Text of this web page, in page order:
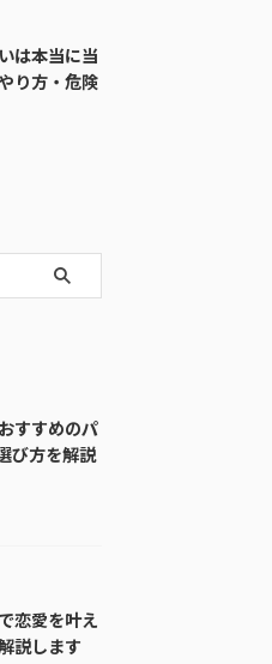
は本当に当
り方・危険
すすめのパ
び方を解説
恋愛を叶え
説します